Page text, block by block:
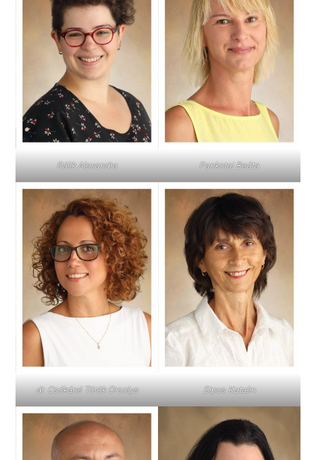
Rálik Alexandra Pankotai Beáta
dr. Csókáné Török Orsolya Sipos Katalin